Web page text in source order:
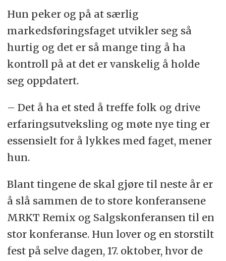
Hun peker og på at særlig
markedsføringsfaget utvikler seg så
hurtig og det er så mange ting å ha
kontroll på at det er vanskelig å holde
seg oppdatert.
– Det å ha et sted å treffe folk og drive
erfaringsutveksling og møte nye ting er
essensielt for å lykkes med faget, mener
hun.
Blant tingene de skal gjøre til neste år er
å slå sammen de to store konferansene
MRKT Remix og Salgskonferansen til en
stor konferanse. Hun lover og en storstilt
fest på selve dagen, 17. oktober, hvor de